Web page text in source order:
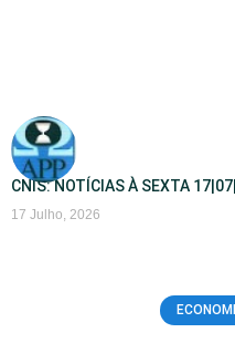
CNIS: NOTÍCIAS À SEXTA
17 Julho, 2026